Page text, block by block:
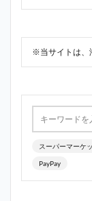
※当サイトは、
スーパーマーケ
PayPay